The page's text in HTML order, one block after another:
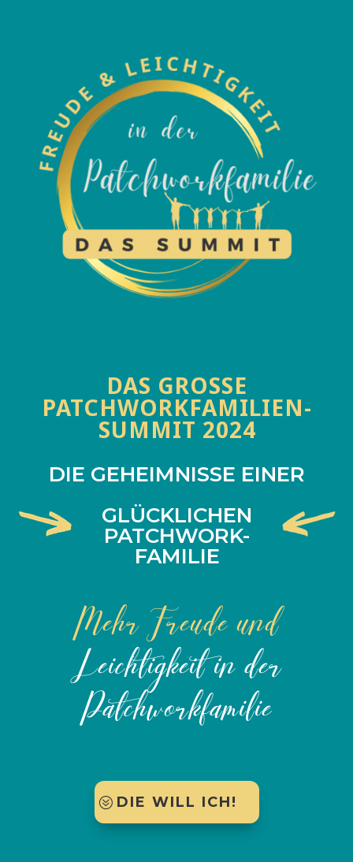
DAS GROSSE P
ATCHWORKFAMILIEN-S
UMMIT 2024
DIE GEHEIMNISSE EINER
GLÜCKLICHEN
PATCHWORK-
FAMILIE
Mehr Freude und
Leichtigkeit in der
Patchworkfamilie
DIE WILL ICH!